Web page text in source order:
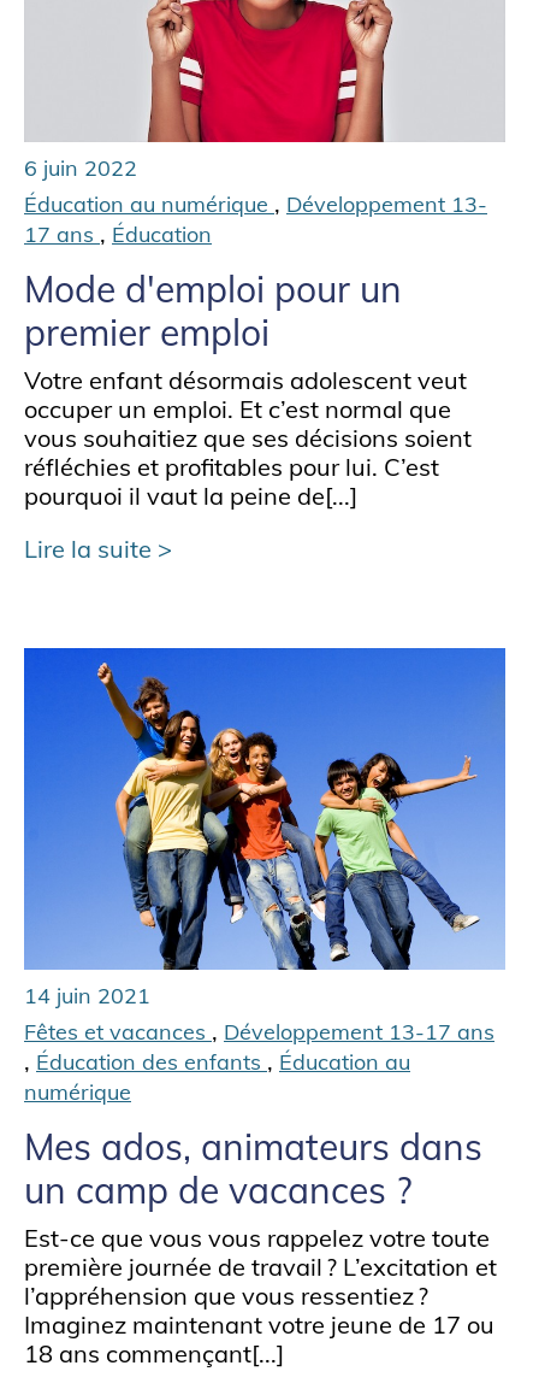
6 juin 2022
Éducation au numérique , Développement 13-
17 ans , Éducation
Mode d'emploi pour un
premier emploi
Votre enfant désormais adolescent veut
occuper un emploi. Et c’est normal que
vous souhaitiez que ses décisions soient
réfléchies et profitables pour lui. C’est
pourquoi il vaut la peine de[...]
Lire la suite
14 juin 2021
Fêtes et vacances , Développement 13-17 ans
, Éducation des enfants , Éducation au
numérique
Mes ados, animateurs dans
un camp de vacances ?
Est-ce que vous vous rappelez votre toute
première journée de travail ? L’excitation et
l’appréhension que vous ressentiez ?
Imaginez maintenant votre jeune de 17 ou
18 ans commençant[...]